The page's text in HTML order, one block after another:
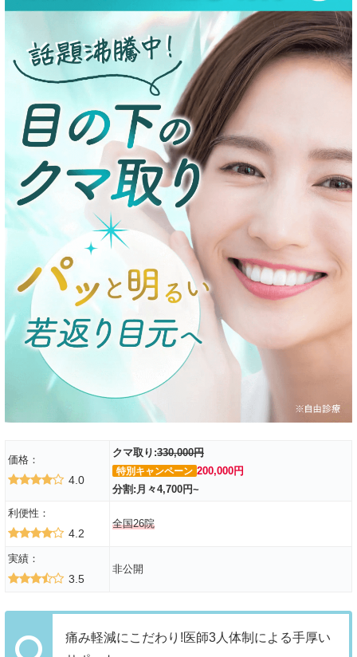
価格：
4.0
クマ取り:330,000円
特別キャンペーン 200,000円
分割:月々4,700円~
利便性：
4.2
全国26院
実績：
3.5
非公開
痛み軽減にこだわり!医師3人体制による手厚い